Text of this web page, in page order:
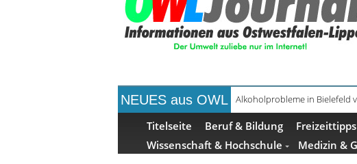
NEUES aus OWL Handgemachte
Titelseite Beruf & Bildung Freizeittipps
Wissenschaft & Hochschule
Medizin &